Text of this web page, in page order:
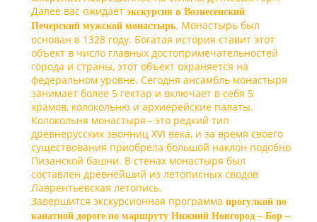
Далее вас ожидает экскурсия в Вознесенский
Печерский мужской монастырь. Монастырь был
основан в 1328 году. Богатая история ставит этот
объект в число главных достопримечательностей
города и страны, этот объект охраняется на
федеральном уровне. Сегодня ансамбль монастыря
занимает более 5 гектар и включает в себя 5
храмов, колокольню и архиерейские палаты.
Колокольня монастыря - это редкий тип
древнерусских звонниц ХVI века, и за время своего
существования приобрела большой наклон подобно
Пизанской башни. В стенах монастыря был
составлен древнейший из летописных сводов
Лаврентьевская летопись.
Завершится экскурсионная программа прогулкой по
канатной дороге по маршруту Нижний Новгород – Бор –